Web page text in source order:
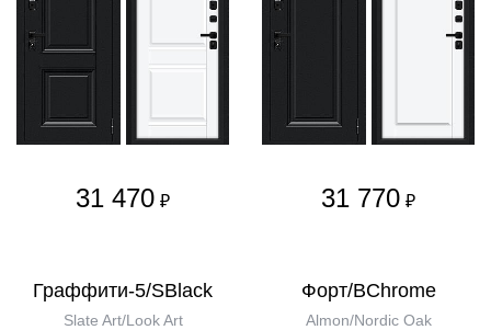
31 470 ₽ 31 770 ₽
Граффити-5/SBlack
Slate Art/Look Art
Форт/BChrome
Almon/Nordic Oak